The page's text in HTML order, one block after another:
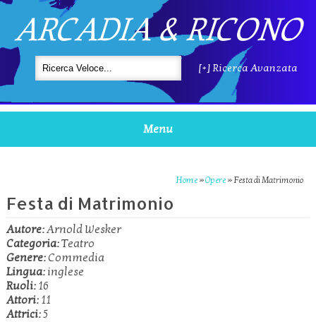
ARCADIA & RICONO
[+] Ricerca Avanzata
Menu
Home »Opere »Festa di Matrimonio
Festa di Matrimonio
Autore:Arnold Wesker
Categoria:Teatro
Genere:Commedia
Lingua:inglese
Ruoli:16
Attori:11
Attrici:5